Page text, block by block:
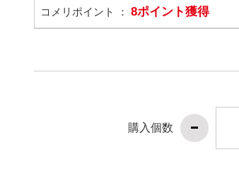
コメリポイント ： 8ポイント獲得
購入個数